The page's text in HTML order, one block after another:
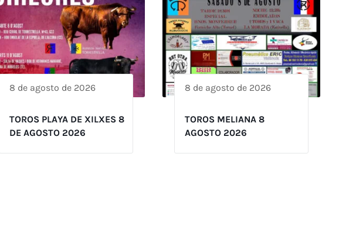
8 de agosto de 2026
TOROS PLAYA DE XILXES 8
DE AGOSTO 2026
8 de agosto de 2026
TOROS MELIANA 8
AGOSTO 2026